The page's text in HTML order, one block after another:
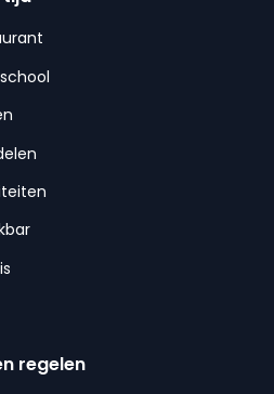
regelen